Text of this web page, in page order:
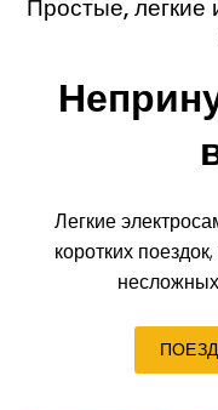
Простые,
Легкие
коротких